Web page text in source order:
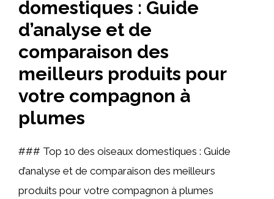
domestiques : Guide
d’analyse et de
comparaison des
meilleurs produits pour
votre compagnon à
plumes
### Top 10 des oiseaux domestiques : Guide
d’analyse et de comparaison des meilleurs
produits pour votre compagnon à plumes